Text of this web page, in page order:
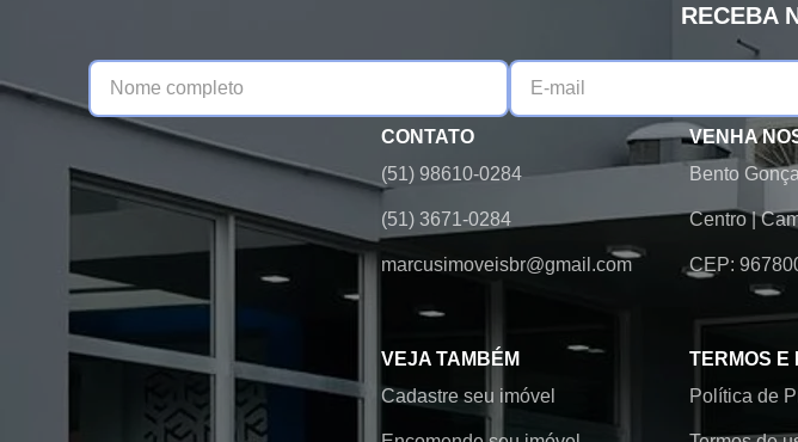
RECEBA
CONTATO
(51) 98610-0284
(51) 3671-0284
marcusimoveisbr@gmail.com
VENHA
Bento
Centro|
CEP:
VEJA TAMBÉM
Cadastre seu imóvel
TERMOS E
Política de